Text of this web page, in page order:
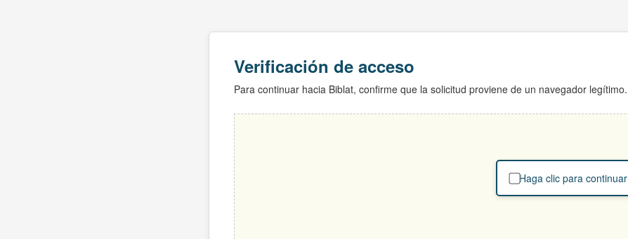
Verificación de acceso
Para continuar hacia Biblat, confirme que la solicitud proviene de un navegador legítimo.
Haga clic para continuar